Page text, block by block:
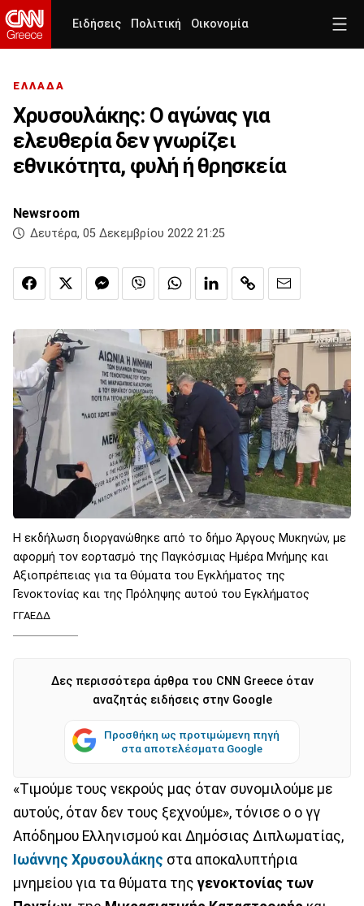
Ειδήσεις Πολιτική Οικονομία
ΕΛΛΑΔΑ
Χρυσουλάκης: Ο αγώνας για
ελευθερία δεν γνωρίζει
εθνικότητα, φυλή ή θρησκεία
Newsroom
Δευτέρα, 05 Δεκεμβρίου 2022 21:25
Η εκδήλωση διοργανώθηκε από το δήμο Άργους Μυκηνών, με
αφορμή τον εορτασμό της Παγκόσμιας Ημέρα Μνήμης και
Αξιοπρέπειας για τα Θύματα του Εγκλήματος της
Γενοκτονίας και της Πρόληψης αυτού του Εγκλήματος
ΓΓΑΕΔΔ
Δες περισσότερα άρθρα του CNN Greece όταν
αναζητάς ειδήσεις στην Google
Προσθήκη ως προτιμώμενη πηγή
στα αποτελέσματα Google
«Τιμούμε τους νεκρούς μας όταν συνομιλούμε με
αυτούς, όταν δεν τους ξεχνούμε», τόνισε ο ο γγ
Απόδημου Ελληνισμού και Δημόσιας Διπλωματίας,
Ιωάννης Χρυσουλάκης στα αποκαλυπτήρια
μνημείου για τα θύματα της γενοκτονίας των